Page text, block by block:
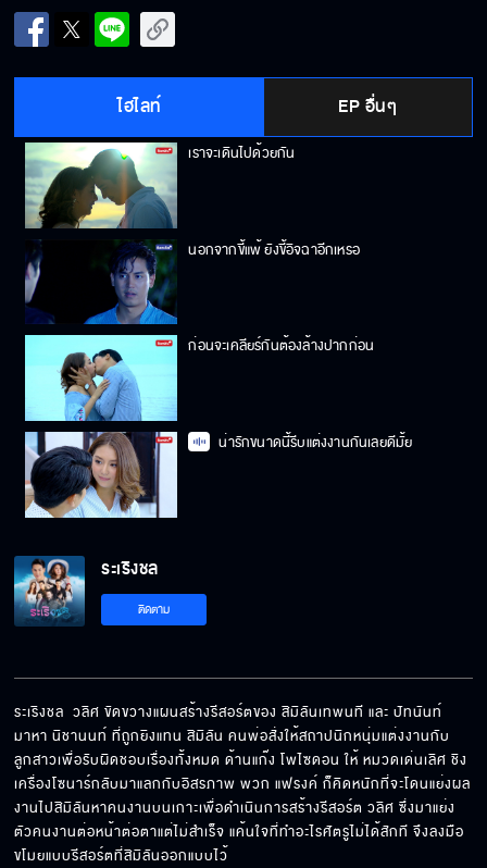
ไฮไลท์ EP อื่นๆ
เราจะเดินไปด้วยกัน
นอกจากขี้แพ้ ยังขี้อิจฉาอีกเหรอ
ก่อนจะเคลียร์กันต้องล้างปากก่อน
น่ารักขนาดนี้รีบแต่งงานกันเลยดีมั้ย
ผมมีค่าพอหรือยัง
คุณอยู่ห่างฉันสักพักดีกว่า
ระเริงชล
ติดตาม
ระเริงชล  วลิศ ขัดขวางแผนสร้างรีสอร์ตของ สิมิลันเทพนที และ ปัทนันท์
มาหา นิชานนท์ ที่ถูกยิงแทน สิมิลัน คนพ่อสั่งให้สถาปนิกหนุ่มแต่งงานกับ
ลูกสาวเพื่อรับผิดชอบเรื่องทั้งหมด ด้านแก๊ง โพไซดอน ให้ หมวดเด่นเลิศ ชิง
เครื่องโซนาร์กลับมาแลกกับอิสรภาพ พวก แฟรงค์ ก็คิดหนักที่จะโดนแย่งผล
งานไปสิมิลันหาคนงานบนเกาะเพื่อดำเนินการสร้างรีสอร์ต วลิศ ซึ่งมาแย่ง
ตัวคนงานต่อหน้าต่อตาแต่ไม่สำเร็จ แค้นใจที่ทำอะไรศัตรูไม่ได้สักที จึงลงมือ
ขโมยแบบรีสอร์ตที่สิมิลันออกแบบไว้